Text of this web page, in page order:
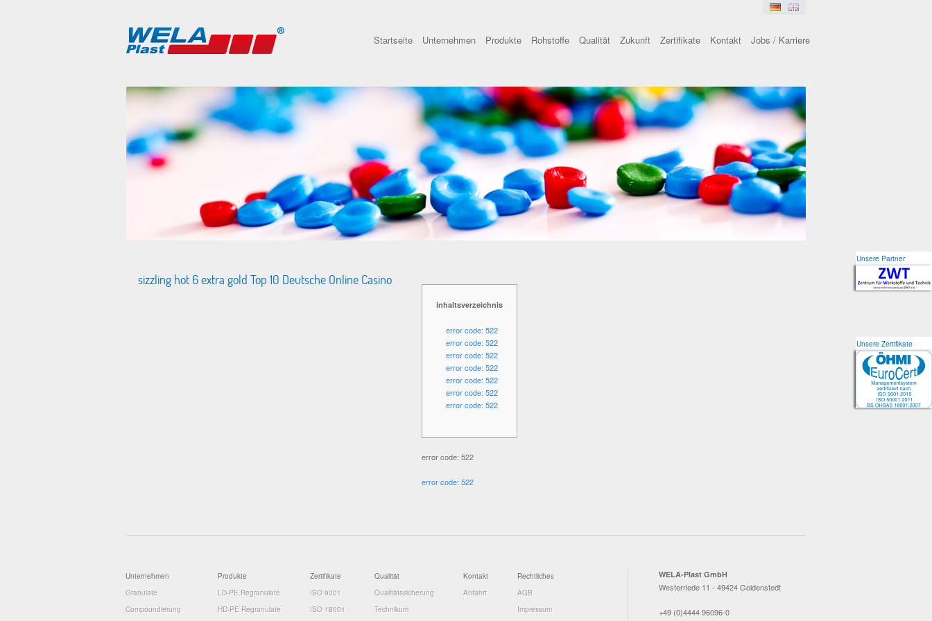
Startseite Unternehmen Produkte Rohstoffe Qualität Zukunft Zertifikate Kontakt Jobs / Karriere
sizzling hot 6 extra gold Top 10 Deutsche Online Casino
inhaltsverzeichnis
error code: 522
error code: 522
error code: 522
error code: 522
error code: 522
error code: 522
error code: 522
error code: 522
error code: 522
Unsere Partner
Unsere Zertifikate
Unsere Partner
Unsere Zertifikate
Unternehmen
Granulate
Compoundierung
Produkte
LD-PE Regranulate
HD-PE Regranulate
Zertifikate
ISO 9001
ISO 18001
Qualität
Qualitätssicherung
Technikum
Kontakt
Anfahrt
Rechtliches
AGB
Impressum
WELA-Plast GmbH
Westerriede 11 - 49424 Goldenstedt
+49 (0)4444 96096-0